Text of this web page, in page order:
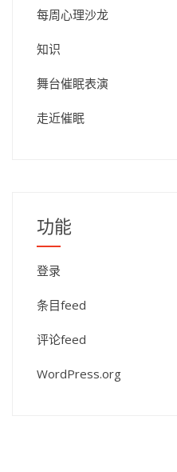
每周心理沙龙
知识
舞台催眠表演
走近催眠
功能
登录
条目feed
评论feed
WordPress.org